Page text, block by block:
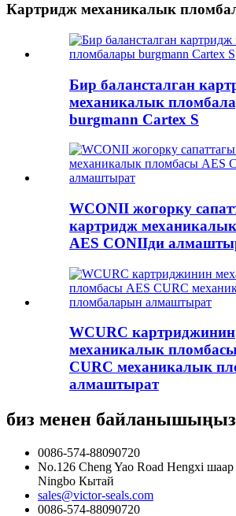
Картридж механикалык
Бир балансталган
механикалык
burgmann Cartex S
WCONII жогорку
картридж
AES CONIIди
WCURC картриджинин
механикалык
CURC механикалык
алмаштырат
биз менен байланышыңыз
0086-574-88090720
No.126 Cheng Yao Road Hengxi
Ningbo Кытай
sales@victor-seals.com
0086-574-88090720